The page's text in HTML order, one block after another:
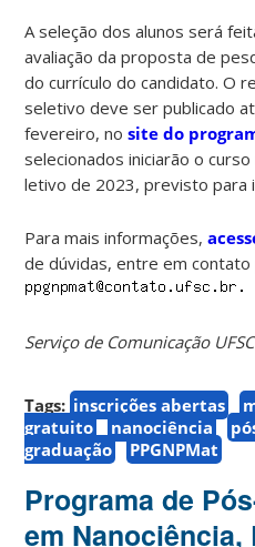
A seleção dos alunos será
avaliação da proposta de
do currículo do candidato. O
seletivo deve ser publicado
fevereiro, nosite do
selecionados iniciarão o
letivo de 2023, previsto para
Para mais informações,
de dúvidas, entre em contato
Serviço de Comunicação
Tags: inscrições abertas
gratuito
nanociência
graduação
PPGNPMat
Programa de
em Nanociência,